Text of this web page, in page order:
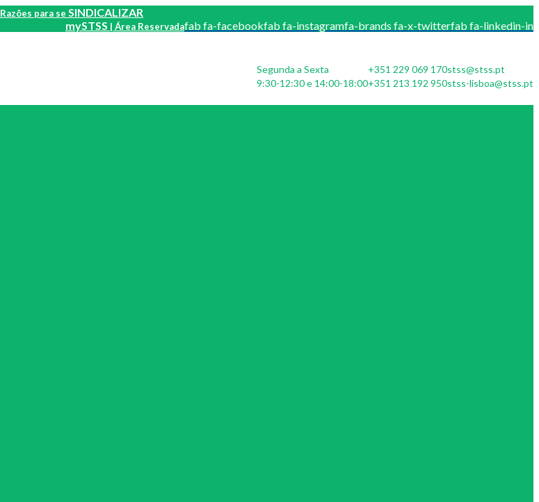
Razões para se SINDICALIZAR
mySTSS | Área Reservadafab fa-facebookfab fa-instagramfa-brands fa-x-twitterfab fa-linkedin-in
Segunda a Sexta
9:30-12:30 e 14:00-18:00
+351 229 069 170
+351 213 192 950
stss@stss.pt
stss-lisboa@stss.pt